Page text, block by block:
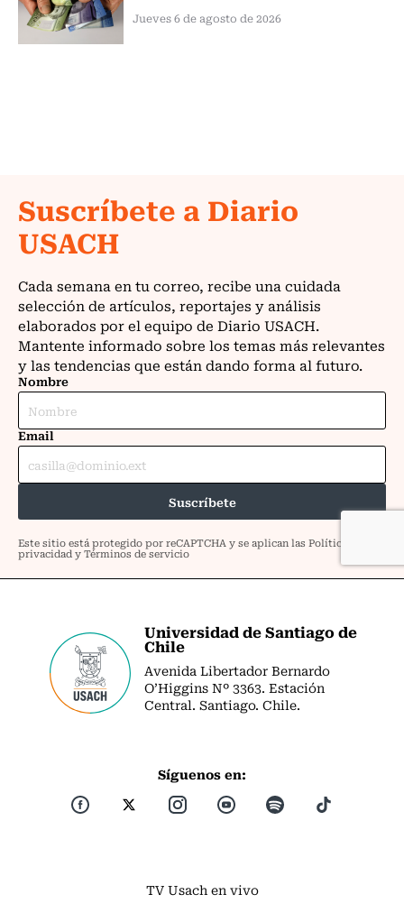
Jueves 6 de agosto de 2026
Universidad de Santiago de
Chile
Avenida Libertador Bernardo
O’Higgins Nº 3363. Estación
Central. Santiago. Chile.
Síguenos en:
TV Usach en vivo